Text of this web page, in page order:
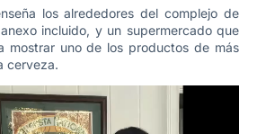
los alrededores del complejo de
incluido, y un supermercado que
mostrar uno de los productos de más
cerveza.